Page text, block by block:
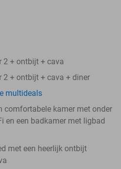
2 + ontbijt + cava
2 + ontbijt + cava + diner
multideals
comfortabele kamer met onder
en een badkamer met ligbad
met een heerlijk ontbijt